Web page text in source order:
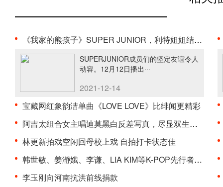
《我家的熊孩子》SUPER JUNIOR，利特姐姐结婚典礼上···
SUPERJUNIOR成员们的坚定友谊令人
动容。12月12日播出···
2021-12-14
宝藏网红象韵洁单曲《LOVE LOVE》比绯闻更精彩
阿吉太组合女主唱迪莫黑白反差写真，尽显双生氛围感
林更新拍戏空闲回母校上戏 自拍打卡状态佳
韩世敏、姜瀞娥、李谦、LIA KIM等K-POP先行者们成立···
李玉刚向河南抗洪前线捐款